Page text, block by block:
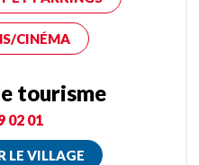
CINÉMA
tourisme
02 01
LE VILLAGE